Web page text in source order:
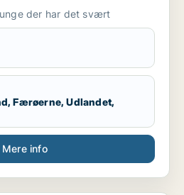
der har det svært
Færøerne, Udlandet,
Mere info